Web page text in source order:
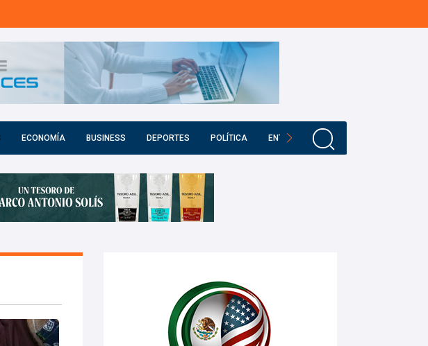
ECONOMÍA BUSINESS DEPORTES POLÍTICA ENTRETENIMIENTO